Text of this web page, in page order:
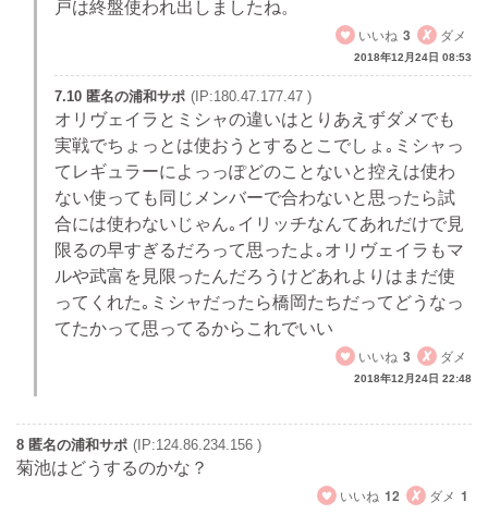
戸は終盤使われ出しましたね。
いいね 3 ダメ
2018年12月24日 08:53
7.10 匿名の浦和サポ (IP:180.47.177.47 )
オリヴェイラとミシャの違いはとりあえずダメでも
実戦でちょっとは使おうとするとこでしょ｡ミシャっ
てレギュラーによっっぽどのことないと控えは使わ
ない使っても同じメンバーで合わないと思ったら試
合には使わないじゃん｡イリッチなんてあれだけで見
限るの早すぎるだろって思ったよ｡オリヴェイラもマ
ルや武富を見限ったんだろうけどあれよりはまだ使
ってくれた｡ミシャだったら橋岡たちだってどうなっ
てたかって思ってるからこれでいい
いいね 3 ダメ
2018年12月24日 22:48
8 匿名の浦和サポ (IP:124.86.234.156 )
菊池はどうするのかな？
いいね 12 ダメ 1